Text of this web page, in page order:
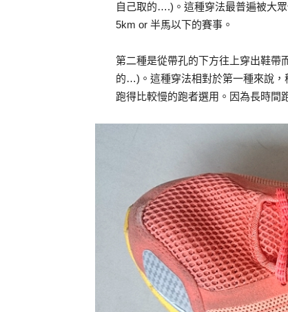
自己取的….)。這種穿法最普遍被大
5km or 半馬以下的賽事。
第二種是從帶孔的下方往上穿出鞋帶
的…)。這種穿法相對於第一種來說，
跑得比較慢的跑者選用。因為長時間